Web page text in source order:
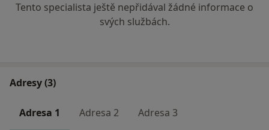
Tento specialista ještě nepřidával žádné informace o
svých službách.
Adresy (3)
Adresa 1 Adresa 2 Adresa 3